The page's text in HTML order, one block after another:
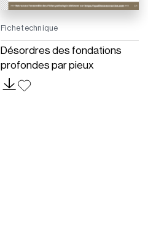
Fiche technique
Désordres des fondations
profondes par pieux